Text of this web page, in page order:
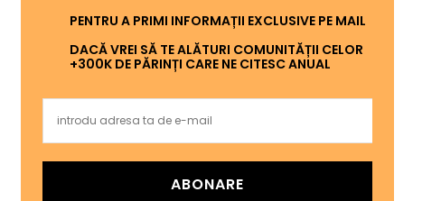
PENTRU A PRIMI INFORMAȚII EXCLUSIVE PE MAIL
DACĂ VREI SĂ TE ALĂTURI COMUNITĂȚII CELOR
+300K DE PĂRINȚI CARE NE CITESC ANUAL
ABONARE